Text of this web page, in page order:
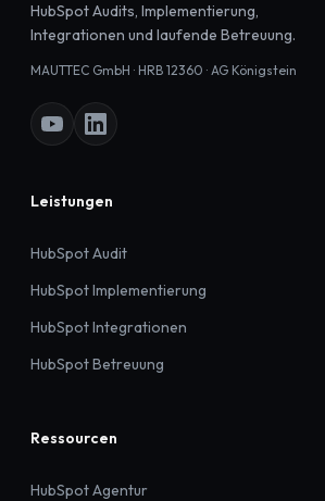
HubSpot Audits, Implementierung,
Integrationen und laufende Betreuung.
MAUTTEC GmbH · HRB 12360 · AG Königstein
Leistungen
HubSpot Audit
HubSpot Implementierung
HubSpot Integrationen
HubSpot Betreuung
Ressourcen
HubSpot Agentur